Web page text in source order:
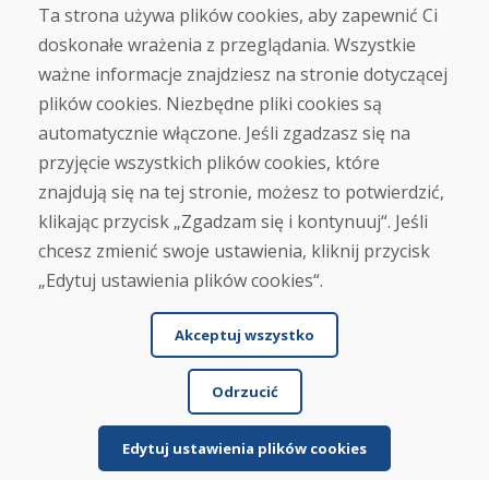
Zakup
Sklep internetowy
Warunki handlowe
Transport
Zapłata
Skarga
Zwrot i wymiana towaru
Ochrona danych osobowych
Cookies
© DOMIVOSPORT 2026, wszystkie prawa zastrzeżone
Ta strona używa plików cookies, aby zapewnić Ci
doskonałe wrażenia z przeglądania. Wszystkie
ważne informacje znajdziesz na stronie dotyczącej
plików cookies. Niezbędne pliki cookies są
automatycznie włączone. Jeśli zgadzasz się na
przyjęcie wszystkich plików cookies, które
znajdują się na tej stronie, możesz to potwierdzić,
klikając przycisk „Zgadzam się i kontynuuj“. Jeśli
chcesz zmienić swoje ustawienia, kliknij przycisk
„Edytuj ustawienia plików cookies“.
Akceptuj wszystko
Odrzucić
Edytuj ustawienia plików cookies